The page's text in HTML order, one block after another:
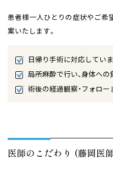
患者様一人ひとりの症状やご希
案いたします。
日帰り手術に対応していま
局所麻酔で行い、身体への
術後の経過観察・フォロー
医師のこだわり (藤岡医